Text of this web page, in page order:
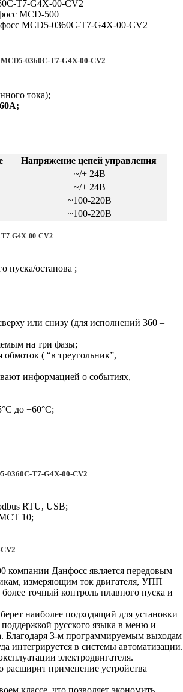
0360C-T7-G4X-00-CV2
тока);
Напряжение цепей управления
~/+ 24В
~/+ 24В
~100-220В
~100-220В
G4X-00-CV2
пуска/останова ;
или снизу (для исполнений 360 –
на три фазы;
( “в треугольник”,
информацией о событиях,
до +60°С;
0360C-T7-G4X-00-CV2
RTU, USB;
10;
компании Данфосс является передовым
измеряющим ток двигателя, УПП
точный контроль плавного пуска и
наиболее подходящий для установки
русского языка в меню и
Благодаря 3-м программируемым выходам
интегрируется в системы автоматизации.
электродвигателя.
расширит применение устройства